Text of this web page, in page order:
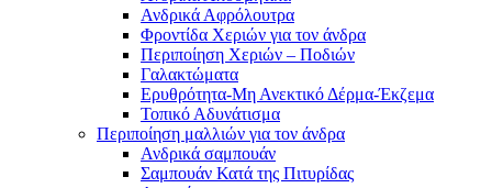
Ανδρικά Αφρόλουτρα
Φροντίδα Χεριών για τον άνδρα
Περιποίηση Χεριών – Ποδιών
Γαλακτώματα
Ερυθρότητα-Μη Ανεκτικό Δέρμα-Έκζεμα
Τοπικό Αδυνάτισμα
Περιποίηση μαλλιών για τον άνδρα
Ανδρικά σαμπουάν
Σαμπουάν Κατά της Πιτυρίδας